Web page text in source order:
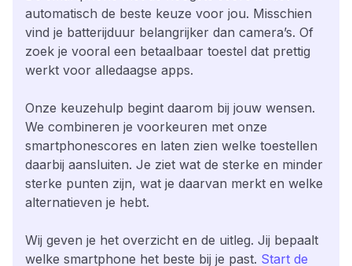
automatisch de beste keuze voor jou. Misschien
vind je batterijduur belangrijker dan camera’s. Of
zoek je vooral een betaalbaar toestel dat prettig
werkt voor alledaagse apps.
Onze keuzehulp begint daarom bij jouw wensen.
We combineren je voorkeuren met onze
smartphonescores en laten zien welke toestellen
daarbij aansluiten. Je ziet wat de sterke en minder
sterke punten zijn, wat je daarvan merkt en welke
alternatieven je hebt.
Wij geven je het overzicht en de uitleg. Jij bepaalt
welke smartphone het beste bij je past. Start de